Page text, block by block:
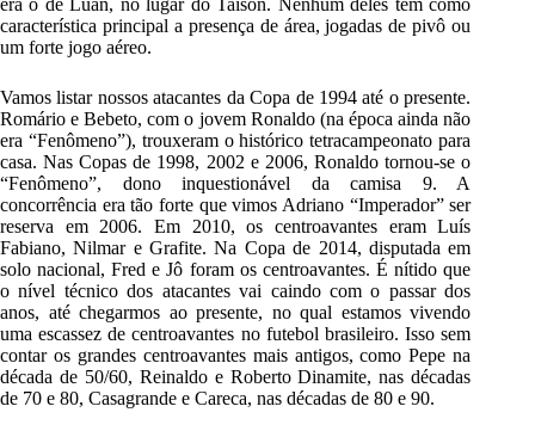
era o de Luan, no lugar do Taison. Nenhum deles têm como
característica principal a presença de área, jogadas de pivô ou
um forte jogo aéreo.
Vamos listar nossos atacantes da Copa de 1994 até o presente.
Romário e Bebeto, com o jovem Ronaldo (na época ainda não
era “Fenômeno”), trouxeram o histórico tetracampeonato para
casa. Nas Copas de 1998, 2002 e 2006, Ronaldo tornou-se o
“Fenômeno”, dono inquestionável da camisa 9. A
concorrência era tão forte que vimos Adriano “Imperador” ser
reserva em 2006. Em 2010, os centroavantes eram Luís
Fabiano, Nilmar e Grafite. Na Copa de 2014, disputada em
solo nacional, Fred e Jô foram os centroavantes. É nítido que
o nível técnico dos atacantes vai caindo com o passar dos
anos, até chegarmos ao presente, no qual estamos vivendo
uma escassez de centroavantes no futebol brasileiro. Isso sem
contar os grandes centroavantes mais antigos, como Pepe na
década de 50/60, Reinaldo e Roberto Dinamite, nas décadas
de 70 e 80, Casagrande e Careca, nas décadas de 80 e 90.